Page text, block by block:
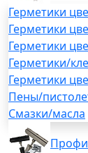
Герметики
Герметики
Герметики
Герметики/
Герметики
Пены/
Смазки/масла